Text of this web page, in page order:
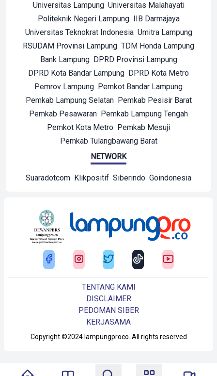
Universitas Lampung Universitas Malahayati
Politeknik Negeri Lampung IIB Darmajaya
Universitas Teknokrat Indonesia Umitra Lampung
RSUDAM Provinsi Lampung TDM Honda Lampung
Bank Lampung DPRD Provinsi Lampung
DPRD Kota Bandar Lampung DPRD Kota Metro
Pemrov Lampung Pemkot Bandar Lampung
Pemkab Lampung Selatan Pemkab Pesisir Barat
Pemkab Pesawaran Pemkab Lampung Tengah
Pemkot Kota Metro Pemkab Mesuji
Pemkab Tulangbawang Barat
NETWORK
Suaradotcom Klikpositif Siberindo Goindonesia
Copyright ©2024 lampungproco. All rights reserved
TENTANG KAMI
DISCLAIMER
PEDOMAN SIBER
KERJASAMA